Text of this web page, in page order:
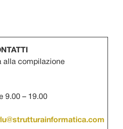
alla compilazione
9.00 – 19.00